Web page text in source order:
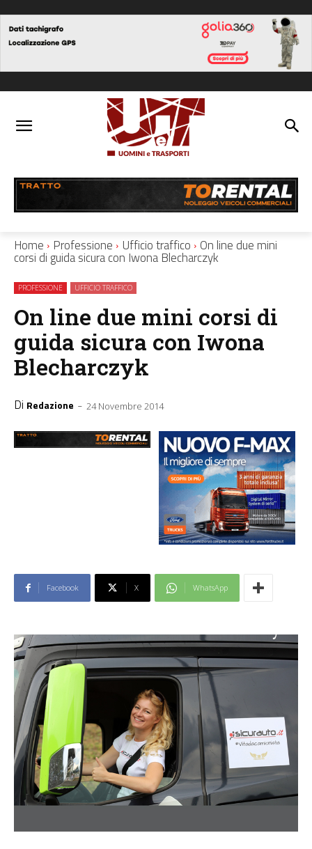
Home Professione Ufficio traffico On line due mini
corsi di guida sicura con Iwona Blecharczyk
PROFESSIONE UFFICIO TRAFFICO
On line due mini corsi di
guida sicura con Iwona
Blecharczyk
Di Redazione - 24 Novembre 2014
Facebook X WhatsApp